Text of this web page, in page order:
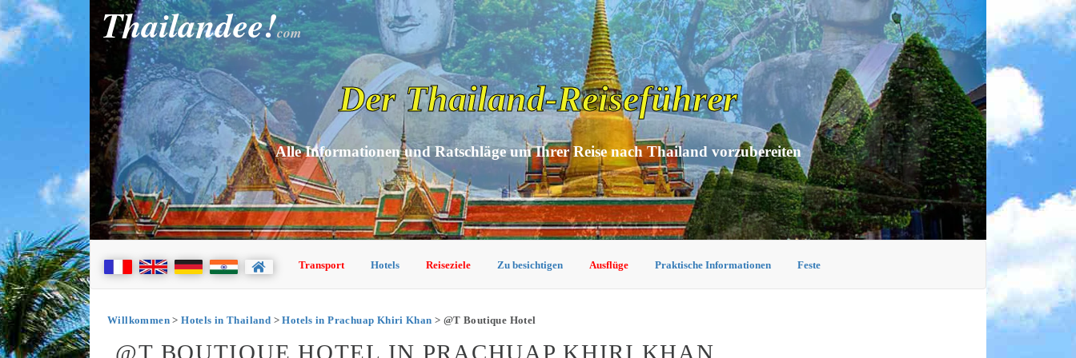
Thailandee!com
Der Thailand-Reiseführer
Alle Informationen und Ratschläge um Ihrer Reise nach Thailand vorzubereiten
Transport Hotels Reiseziele Zu besichtigen Ausflüge Praktische Informationen Feste
Willkommen>Hotels in Thailand >Hotels in Prachuap Khiri Khan > @T Boutique Hotel
@T BOUTIQUE HOTEL IN PRACHUAP KHIRI KHAN